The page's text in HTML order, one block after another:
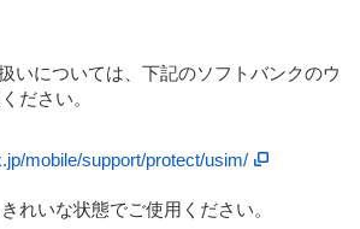
いについては、下記のソフトバンクのウ
ださい。
mobile/support/protect/usim/
れいな状態でご使用ください。